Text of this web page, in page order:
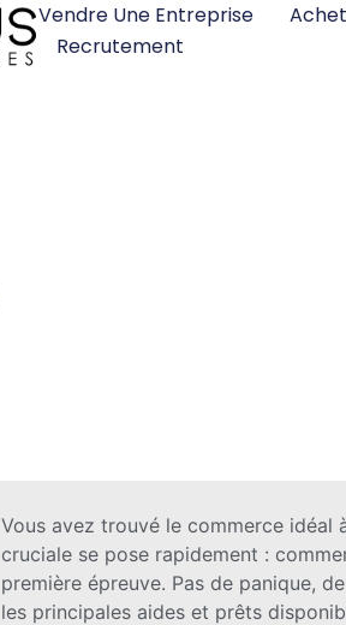
Vendre Une Entreprise
Recrutement
Vous avez trouvé le commerce idéal
cruciale se pose rapidement :
première épreuve. Pas de panique,
les principales aides et prêts